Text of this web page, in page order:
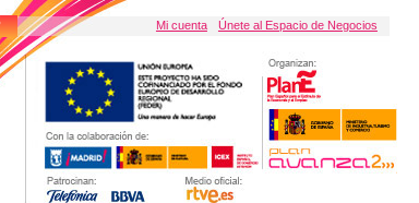
Mi cuenta Únete al Espacio de Negocios